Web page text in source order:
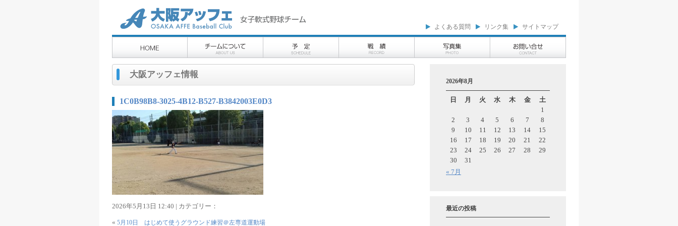
よくある質問 リンク集 サイトマップ
大阪アッフェ情報
1C0B98B8-3025-4B12-B527-B3842003E0D3
2026年5月13日 12:40 | カテゴリー：
« 5月10日 はじめて使うグラウンド練習＠左専道運動場
2026年8月
日 月 火 水 木 金 土
« 7月
1
2
3 4 5 6 7
8
9
10 11 12 13 14
15
16
17 18 19 20 21
22
23
24 25 26 27 28
29
30
31
最近の投稿